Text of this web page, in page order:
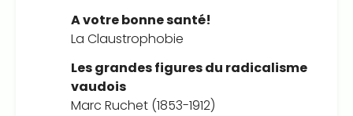
A votre bonne santé!
La Claustrophobie
Les grandes figures du radicalisme
vaudois
Marc Ruchet (1853-1912)